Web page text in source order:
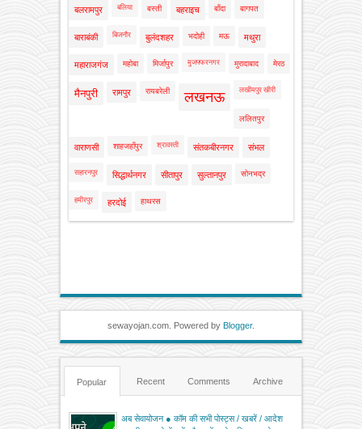
बलरामपुर बलिया बस्ती बहराइच बाँदा बागपत
बाराबंकी बिजनौर बुलंदशहर भदोही मऊ मथुरा
महाराजगंज महोबा मिर्जापुर मुजफ्फरनगर मुरादाबाद मेरठ
मैनपुरी रामपुर रायबरेली लखनऊ लखीमपुर खीरी
ललितपुर
वाराणसी शाहजहाँपुर श्रावस्ती संतकबीरनगर संभल
सहारनपुर सिद्धार्थनगर सीतापुर सुल्तानपुर सोनभद्र
हमीरपुर हरदोई हाथरस
sewayojan.com. Powered by Blogger.
Popular Recent Comments Archive
अब सेवायोजन ● कॉम की सभी पोस्ट्स / खबरें / आदेश